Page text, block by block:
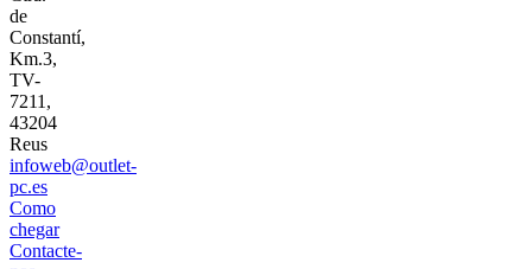
de
Constantí,
Km.3,
TV-
7211,
43204
Reus
infoweb@outlet-
pc.es
Como
chegar
Contacte-